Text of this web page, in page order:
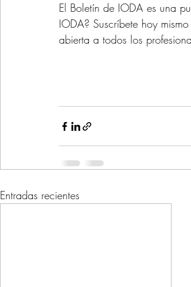
El Boletín de IODA es una
IODA? Suscríbete hoy
abierta a todos los
Entradas recientes